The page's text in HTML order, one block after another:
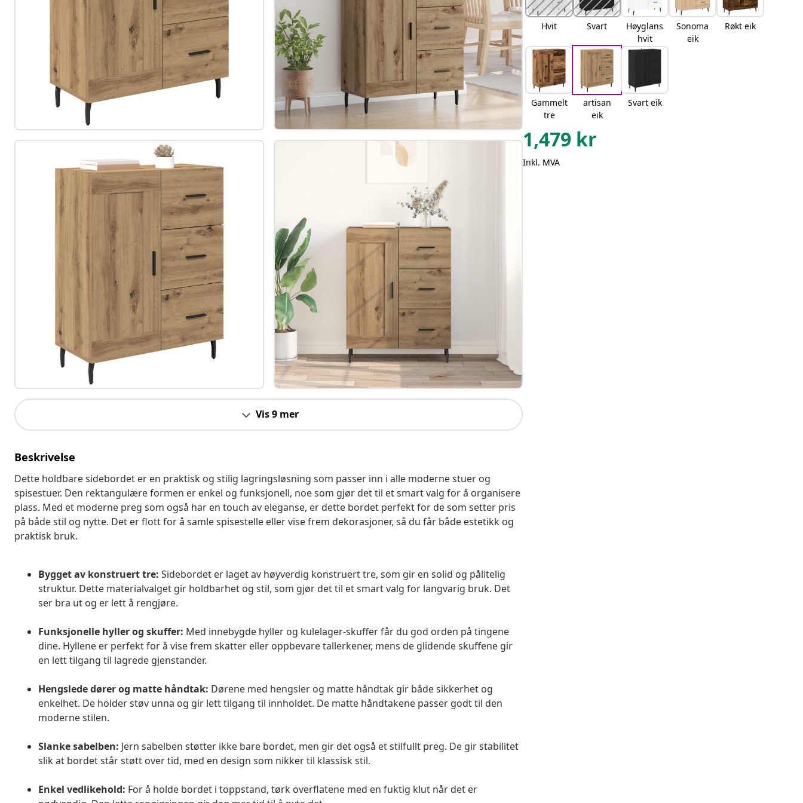
Vis 9 mer
Beskrivelse
Dette holdbare sidebordet er en praktisk og stilig lagringsløsning som passer inn i alle moderne stuer og
spisestuer. Den rektangulære formen er enkel og funksjonell, noe som gjør det til et smart valg for å organisere
plass. Med et moderne preg som også har en touch av eleganse, er dette bordet perfekt for de som setter pris
på både stil og nytte. Det er flott for å samle spisestelle eller vise frem dekorasjoner, så du får både estetikk og
praktisk bruk.
Bygget av konstruert tre: Sidebordet er laget av høyverdig konstruert tre, som gir en solid og pålitelig
struktur. Dette materialvalget gir holdbarhet og stil, som gjør det til et smart valg for langvarig bruk. Det
ser bra ut og er lett å rengjøre.
Funksjonelle hyller og skuffer: Med innebygde hyller og kulelager-skuffer får du god orden på tingene
dine. Hyllene er perfekt for å vise frem skatter eller oppbevare tallerkener, mens de glidende skuffene gir
en lett tilgang til lagrede gjenstander.
Hengslede dører og matte håndtak: Dørene med hengsler og matte håndtak gir både sikkerhet og
enkelhet. De holder støv unna og gir lett tilgang til innholdet. De matte håndtakene passer godt til den
moderne stilen.
Slanke sabelben: Jern sabelben støtter ikke bare bordet, men gir det også et stilfullt preg. De gir stabilitet
slik at bordet står støtt over tid, med en design som nikker til klassisk stil.
Enkel vedlikehold: For å holde bordet i toppstand, tørk overflatene med en fuktig klut når det er
Hvit Svart
Høyglans
hvit
Sonoma
eik
Røkt eik
Gammelt
tre
artisan
eik
Svart eik
1,479 kr
Inkl. MVA